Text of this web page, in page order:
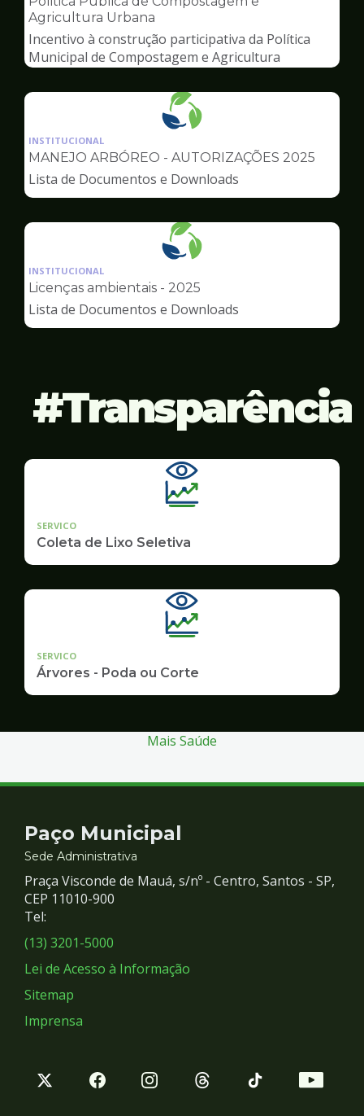
Meio
Ambiente
Agricultura Urbana
Incentivo à construção participativa da Política
Municipal de Compostagem e Agricultura
Ilustração
pagina
Meio
INSTITUCIONAL
MANEJO ARBÓREO - AUTORIZAÇÕES 2025
Lista de Documentos e Downloads
Ilustração
pagina
Meio
INSTITUCIONAL
Licenças ambientais - 2025
Lista de Documentos e Downloads
Transparência
SERVICO
Coleta de Lixo Seletiva
SERVICO
Árvores - Poda ou Corte
Mais Saúde
Contato
e
Redes
Sociais
Paço Municipal
Sede Administrativa
Praça Visconde de Mauá, s/nº - Centro, Santos - SP,
CEP 11010-900
Tel:
(13) 3201-5000
Lei de Acesso à Informação
Sitemap
Imprensa